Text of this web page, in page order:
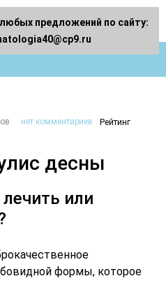
нет комментариев Рейтинг
десны
или
формы, которое
предложений по сайту: